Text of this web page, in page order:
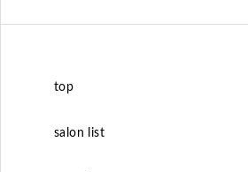
top
salon list